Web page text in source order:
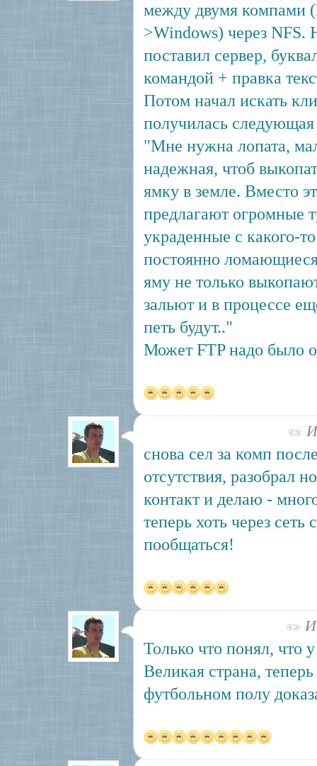
между двумя компами
>Windows) через NFS.
поставил сервер,
командой + правка
Потом начал искать
получилась
"Мне нужна лопата,
надежная, чтоб
ямку в земле. Вместо
предлагают огромные
украденные с какого-
постоянно
яму не только
зальют и в процессе
петь будут.."
Может FTP надо было
снова сел за комп
отсутствия, разобрал
контакт и делаю -
теперь хоть через сеть
пообщаться!
Только что понял, что
Великая страна,
футбольном полу